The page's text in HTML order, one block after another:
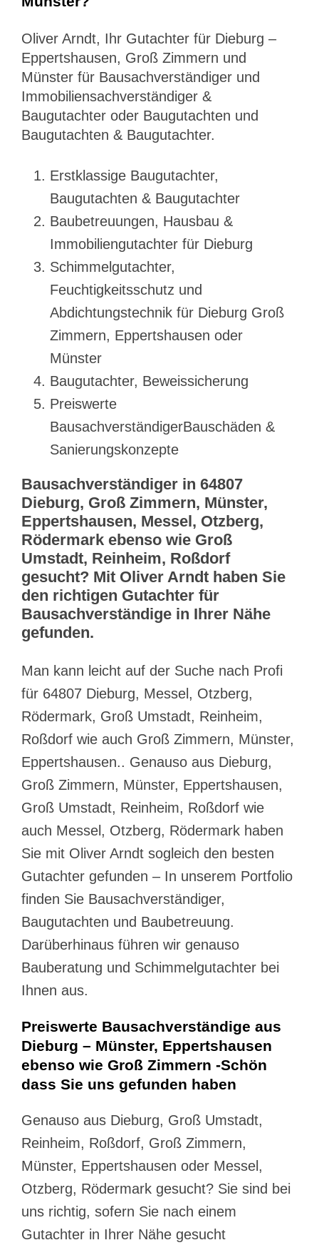
Oliver Arndt, Ihr Gutachter für Dieburg –
Eppertshausen, Groß Zimmern und
Münster für Bausachverständiger und
Immobiliensachverständiger &
Baugutachter oder Baugutachten und
Baugutachten & Baugutachter.
Erstklassige Baugutachter,
Baugutachten & Baugutachter
Baubetreuungen, Hausbau &
Immobiliengutachter für Dieburg
Schimmelgutachter,
Feuchtigkeitsschutz und
Abdichtungstechnik für Dieburg Groß
Zimmern, Eppertshausen oder
Münster
Baugutachter, Beweissicherung
Preiswerte
BausachverständigerBauschäden &
Sanierungskonzepte
Bausachverständiger in 64807
Dieburg, Groß Zimmern, Münster,
Eppertshausen, Messel, Otzberg,
Rödermark ebenso wie Groß
Umstadt, Reinheim, Roßdorf
gesucht? Mit Oliver Arndt haben Sie
den richtigen Gutachter für
Bausachverständige in Ihrer Nähe
gefunden.
Man kann leicht auf der Suche nach Profi
für 64807 Dieburg, Messel, Otzberg,
Rödermark, Groß Umstadt, Reinheim,
Roßdorf wie auch Groß Zimmern, Münster,
Eppertshausen.. Genauso aus Dieburg,
Groß Zimmern, Münster, Eppertshausen,
Groß Umstadt, Reinheim, Roßdorf wie
auch Messel, Otzberg, Rödermark haben
Sie mit Oliver Arndt sogleich den besten
Gutachter gefunden – In unserem Portfolio
finden Sie Bausachverständiger,
Baugutachten und Baubetreuung.
Darüberhinaus führen wir genauso
Bauberatung und Schimmelgutachter bei
Ihnen aus.
Preiswerte Bausachverständige aus
Dieburg – Münster, Eppertshausen
ebenso wie Groß Zimmern -Schön
dass Sie uns gefunden haben
Genauso aus Dieburg, Groß Umstadt,
Reinheim, Roßdorf, Groß Zimmern,
Münster, Eppertshausen oder Messel,
Otzberg, Rödermark gesucht? Sie sind bei
uns richtig, sofern Sie nach einem
Gutachter in Ihrer Nähe gesucht